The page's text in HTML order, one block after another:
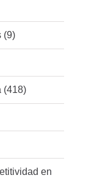
(9)
(418)
en